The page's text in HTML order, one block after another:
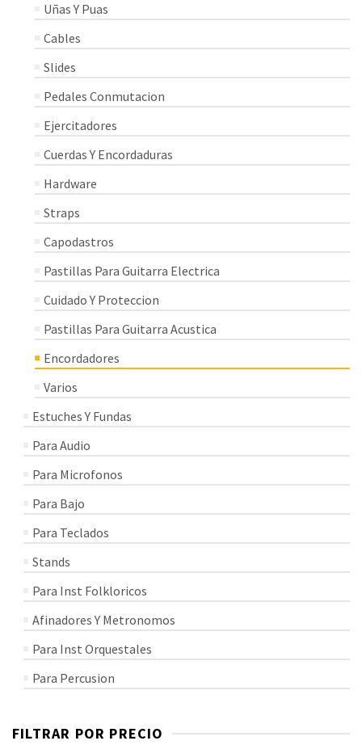
Uñas Y Puas
Cables
Slides
Pedales Conmutacion
Ejercitadores
Cuerdas Y Encordaduras
Hardware
Straps
Capodastros
Pastillas Para Guitarra Electrica
Cuidado Y Proteccion
Pastillas Para Guitarra Acustica
Encordadores
Varios
Estuches Y Fundas
Para Audio
Para Microfonos
Para Bajo
Para Teclados
Stands
Para Inst Folkloricos
Afinadores Y Metronomos
Para Inst Orquestales
Para Percusion
FILTRAR POR PRECIO